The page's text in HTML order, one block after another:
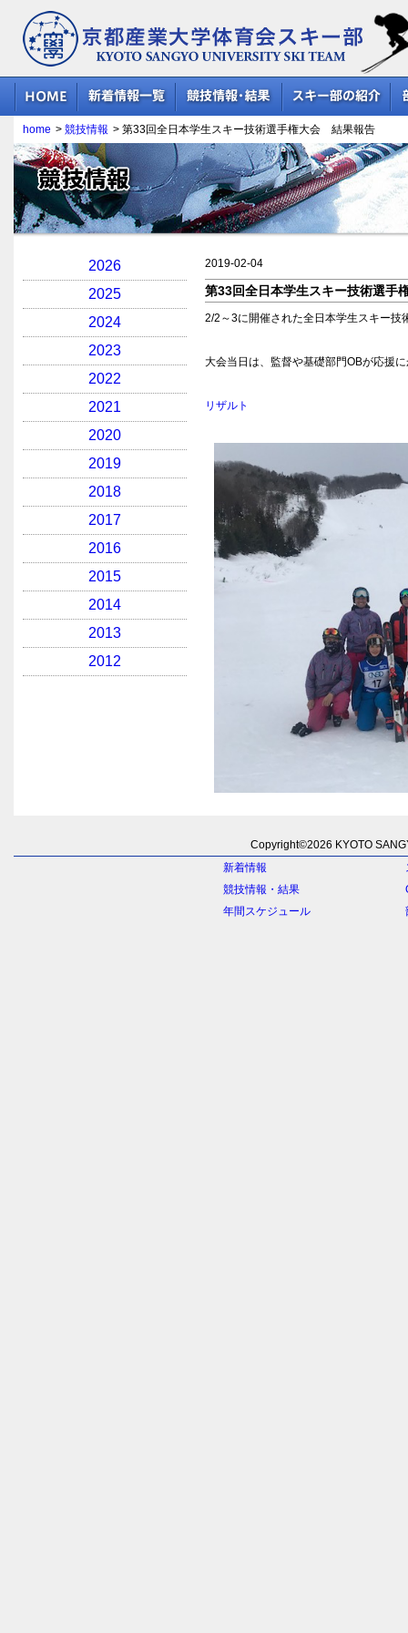
京都産業大学体育会スキー部
home > 競技情報 > 第33回全日本学生スキー技術選手権大会 結果報告
競技情報
2026
2025
2024
2023
2022
2021
2020
2019
2018
2017
2016
2015
2014
2013
2012
2019-02-04
第33回全日本学生スキー技術選
2/2～3に開催された全日本学生スキー技
大会当日は、監督や基礎部門OBが応援
リザルト
Copyright©2026 KYOTO
新着情報
競技情報・結果
年間スケジュール